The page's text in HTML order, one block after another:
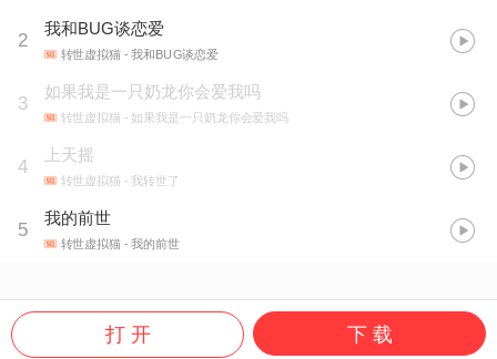
2
我和BUG谈恋爱
转世虚拟猫 - 我和BUG谈恋爱
3
如果我是一只奶龙你会爱我吗
转世虚拟猫 - 如果我是一只奶龙你会爱我吗
4
上天摇
转世虚拟猫 - 我转世了
5
我的前世
转世虚拟猫 - 我的前世
打 开 下 载